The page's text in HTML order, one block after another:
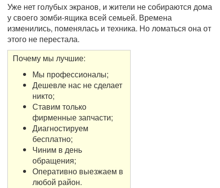
Уже нет голубых экранов, и жители не собираются дома
у своего зомби-ящика всей семьей. Времена
изменились, поменялась и техника. Но ломаться она от
этого не перестала.
Почему мы лучшие:
Мы профессионалы;
Дешевле нас не сделает
никто;
Ставим только
фирменные запчасти;
Диагностируем
бесплатно;
Чиним в день
обращения;
Оперативно выезжаем в
любой район.